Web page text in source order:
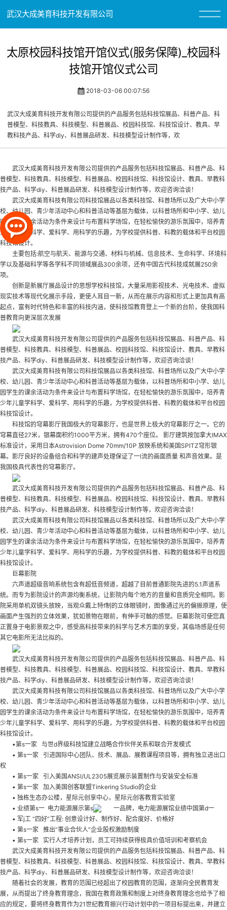
武汉大成美育科技开发有限公司
太原校园科技馆开馆仪式(服务保障)_校园科
技馆开馆仪式公司
2018-03-06 00:07:56
武汉大成美育科技开发有限公司提供的产品服务包括科技馆展品、科普产品、科
普模型、科技教具、科技模型、科普展品、校园科技馆、科技馆设计、教具、早
教科技产品、科学diy、科普展品研发、科技模型设计制作等，欢
武汉大成美育科技开发有限公司提供的产品服务包括科技馆展品、科普产品、科
普模型、科技教具、科技模型、科普展品、 校园科技馆、科技馆设计、教具、早教科
技产品、科学diy、科普展品研发、科技模型设计制作等，欢迎咨询洽谈！
武汉大成美育科技有限公司科技馆展品以各类科技馆、科普场所以及广大中小学
校、幼儿园、青少年活动中心和科普活动等基层为载体，以科普场所和中小学、幼儿
园学生的课余活动为条件来设计与布置科学场馆，在轻松愉快的游乐氛围中，培养青
少年儿童学科学、爱科学、用科学的乐趣，为学校提供科普、科教的载体和平台校园
科技馆设计。
主要包括:航空与航天、能源与交通、材料与机械、信息技术、生命科学、环境科
学以及基础科学等各学科不同领域展品300余项，还有中国古代科技成就展250余
项。
创新是新展厅展品设计的思想学校科技馆，大量采用影视技术、光电技术、虚拟
现实技术等现代化展示手段，更使人耳目一新，从而在展示内容和形式上更加具有高
起点，富有时代特色和丰富的科技内涵，使科技馆教育登上一个新的台阶，使我国科
普教育向更深层次发展
武汉大成美育科技开发有限公司提供的产品服务包括科技馆展品、科普产品、科
普模型、科技教具、科技模型、科普展品、校园科技馆、科技馆设计、教具、早教科
技产品、科学diy、科普展品研发、科技模型设计制作等，欢迎咨询洽谈！
武汉大成美育科技有限公司科技馆展品以各类科技馆、科普场所以及广大中小学
校、幼儿园、青少年活动中心和科普活动等基层为载体，以科普场所和中小学、幼儿
园学生的课余活动为条件来设计与布置科学场馆，在轻松愉快的游乐氛围中，培养青
少年儿童学科学、爱科学、用科学的乐趣，为学校提供科普、科教的载体和平台校园
科技馆设计。
科技馆的穹幕影厅我国极大的穹幕影厅，也是世界上极大的穹幕影厅之一。它的
穹幕直径27米，银幕面积约1000平方米，拥有470个座位。 影厅建筑按加拿大IMAX
标准设计，采用日本Astrovision Dome 70mm/10P 放映系统和美国SPITZ穹形银
幕。影厅良好的设备组合和科学的建声处理保证了一l流的画面质量 和声音效果。是
我国极具代表性的穹幕影厅。
武汉大成美育科技开发有限公司提供的产品服务包括科技馆展品、科普产品、科
普模型、科技教具、科技模型、科普展品、校园科技馆、科技馆设计、教具、早教科
技产品、科学diy、科普展品研发、科技模型设计制作等，欢迎咨询洽谈！
武汉大成美育科技有限公司科技馆展品以各类科技馆、科普场所以及广大中小学
校、幼儿园、青少年活动中心和科普活动等基层为载体，以科普场所和中小学、幼儿
园学生的课余活动为条件来设计与布置科学场馆，在轻松愉快的游乐氛围中，培养青
少年儿童学科学、爱科学、用科学的乐趣，为学校提供科普、科教的载体和平台校园
科技馆设计。
巨幕影院
六声道超级音响系统包含有超低音频道，超越了目前普通影院先进的5.1声道系
统。而专为影院设计的声源均衡系统，让影院内每个地方的音量和音质完全相同。影
院采用单机双镜头放映，当观众戴上特f制的立体眼镜时，图像通过光的偏振原理，使
画面产生强烈的立体效果，犹如景物在眼前，有伸手可触的感觉。巨幕影院可使您真
正置身于电影景观之中，感受高科技带来的科学与艺术方面的享受，其临场感是任何
其它电影所无法比拟的。
武汉大成美育科技开发有限公司提供的产品服务包括科技馆展品、科普产品、科
普模型、科技教具、科技模型、科普展品、校园科技馆、科技馆设计、教具、早教科
技产品、科学diy、科普展品研发、科技模型设计制作等，欢迎咨询洽谈！
武汉大成美育科技有限公司科技馆展品以各类科技馆、科普场所以及广大中小学
校、幼儿园、青少年活动中心和科普活动等基层为载体，以科普场所和中小学、幼儿
园学生的课余活动为条件来设计与布置科学场馆，在轻松愉快的游乐氛围中，培养青
少年儿童学科学、爱科学、用科学的乐趣，为学校提供科普、科教的载体和平台校园
科技馆设计。
•第s一家 与世d界级科技馆建立战略合作伙伴关系和联合开发模式
• 第s一家 引进国际中心团队、技术、展品、展教课程项目等，拥有独立进出口
权
• 第s一家 引入美国ANSI/UL2305展览展示装置制作与安装安全标准
• 第s一家 加入美国创客联盟Tinkering Studio的企业
• 独栋生态办公楼，星际元创享中心，星际元创客教育实验室
• 业绩第s一 电力能源展示第s
一品牌，电力能源展馆业绩中国第d一
• 军j工 “四好”工程: 创意设计好、制作好、配合度好、价格好
• 第s一家 推出“事业合伙人”企业股权激励制度
• 第s一家 实行人才培养计划，员工可持续获得极具价值培训和考察机会
武汉大成美育科技开发有限公司提供的产品服务包括科技馆展品、科普产品、科
普模型、科技教具、科技模型、科普展品、校园科技馆、科技馆设计、教具、早教科
技产品、科学diy、科普展品研发、科技模型设计制作等，欢迎咨询洽谈！
随着社会的发展，教育的范围已经超出了校园教育的范围，逐渐向全民教育发
展，从而提出了终身教育理念，我国在教育政策和制度上对终身教育理念也给予了相
应的规定，要将终身教育作为21世纪教育振兴行动计划中的一项目标提出来，并建立